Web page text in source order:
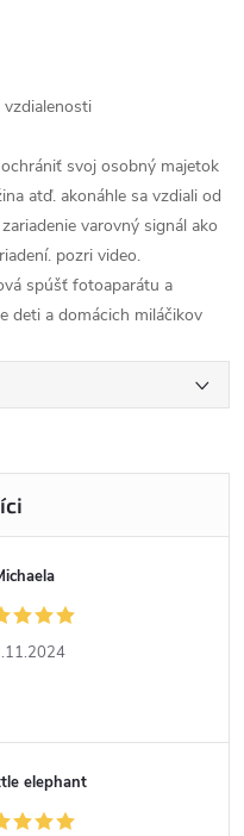
svoj osobný majetok
atď. akonáhle sa vzdiali od
varovný signál ako
pozri video.
spúšť fotoaparátu a
deti a domácich miláčikov
elephant